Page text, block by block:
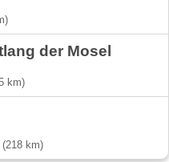
der Mosel
km)
km)